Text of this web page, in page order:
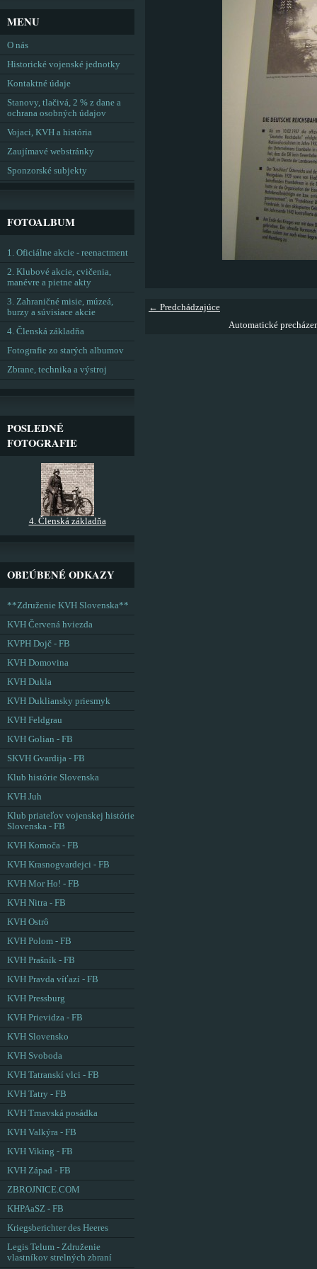
← Predchádzajúce
Automatické
MENU
O nás
Historické vojenské jednotky
Kontaktné údaje
Stanovy, tlačivá, 2 % z dane a
ochrana osobných údajov
Vojaci, KVH a história
Zaujímavé webstránky
Sponzorské subjekty
FOTOALBUM
1. Oficiálne akcie - reenactment
2. Klubové akcie, cvičenia,
manévre a pietne akty
3. Zahraničné misie, múzeá,
burzy a súvisiace akcie
4. Členská základňa
Fotografie zo starých albumov
Zbrane, technika a výstroj
POSLEDNÉ
FOTOGRAFIE
4. Členská základňa
OBĽÚBENÉ ODKAZY
**Združenie KVH Slovenska**
KVH Červená hviezda
KVPH Dojč - FB
KVH Domovina
KVH Dukla
KVH Dukliansky priesmyk
KVH Feldgrau
KVH Golian - FB
SKVH Gvardija - FB
Klub histórie Slovenska
KVH Juh
Klub priateľov vojenskej histórie
Slovenska - FB
KVH Komoča - FB
KVH Krasnogvardejci - FB
KVH Mor Ho! - FB
KVH Nitra - FB
KVH Ostrô
KVH Polom - FB
KVH Prašník - FB
KVH Pravda víťazí - FB
KVH Pressburg
KVH Prievidza - FB
KVH Slovensko
KVH Svoboda
KVH Tatranskí vlci - FB
KVH Tatry - FB
KVH Trnavská posádka
KVH Valkýra - FB
KVH Viking - FB
KVH Západ - FB
ZBROJNICE.COM
KHPAaSZ - FB
Kriegsberichter des Heeres
Legis Telum - Združenie
vlastníkov strelných zbraní